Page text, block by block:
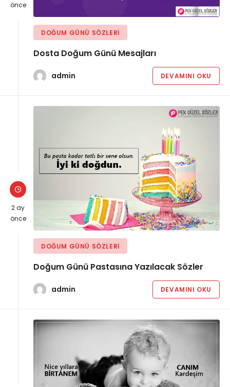
önce
DOĞUM GÜNÜ SÖZLERI
Dosta Doğum Günü Mesajları
admin DEVAMINI OKU
2 ay
önce
DOĞUM GÜNÜ SÖZLERI
Doğum Günü Pastasına Yazılacak Sözler
admin DEVAMINI OKU